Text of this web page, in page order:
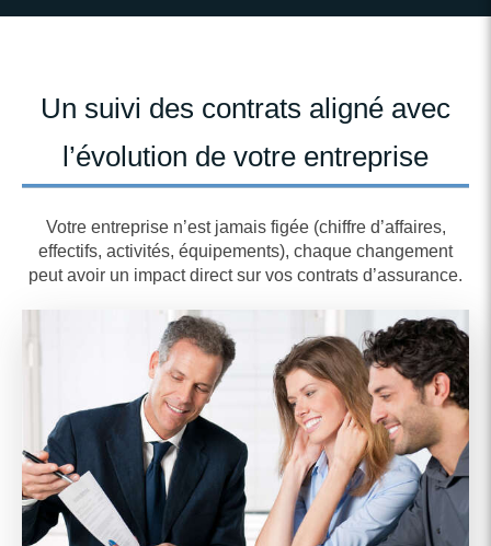
Un suivi des contrats aligné avec
l’évolution de votre entreprise
Votre entreprise n’est jamais figée (chiffre d’affaires,
effectifs, activités, équipements), chaque changement
peut avoir un impact direct sur vos contrats d’assurance.